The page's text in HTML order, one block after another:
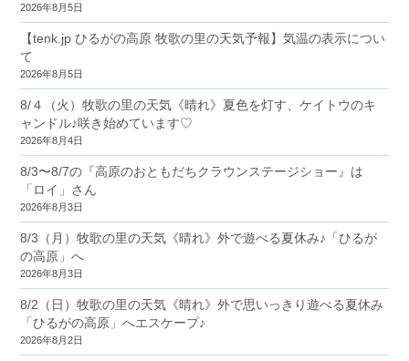
2026年8月5日
【tenk.jp ひるがの高原 牧歌の里の天気予報】気温の表示につい
て
2026年8月5日
8/４（火）牧歌の里の天気《晴れ》夏色を灯す、ケイトウのキ
ャンドル♪咲き始めています♡
2026年8月4日
8/3〜8/7の『高原のおともだちクラウンステージショー』は
「ロイ」さん
2026年8月3日
8/3（月）牧歌の里の天気《晴れ》外で遊べる夏休み♪「ひるが
の高原」へ
2026年8月3日
8/2（日）牧歌の里の天気《晴れ》外で思いっきり遊べる夏休み
「ひるがの高原」へエスケープ♪
2026年8月2日